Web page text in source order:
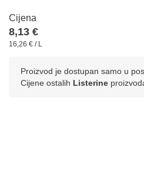
Cijena
8,13 €
16,26 € / L
Proizvod je dostupan samo u
Cijene ostalih Listerine